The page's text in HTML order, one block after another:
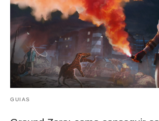
GUIAS